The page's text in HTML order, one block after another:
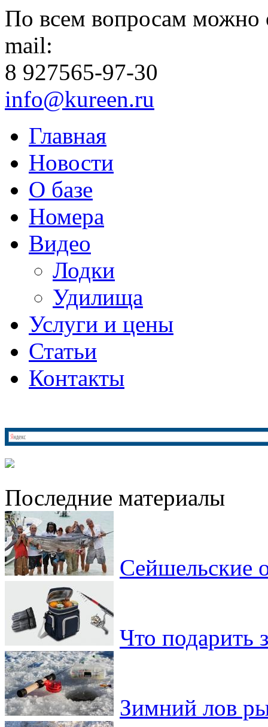
По всем вопросам можно
mail:
8 927565-97-30
info@kureen.ru
Главная
Новости
О базе
Номера
Видео
Лодки
Удилища
Услуги и цены
Статьи
Контакты
Последние материалы
Сейшельские
Что подарить
Зимний лов